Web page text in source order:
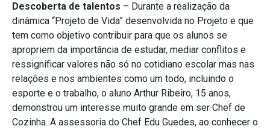
Descoberta de talentos – Durante a realização da
dinâmica “Projeto de Vida” desenvolvida no Projeto e que
tem como objetivo contribuir para que os alunos se
apropriem da importância de estudar, mediar conflitos e
ressignificar valores não só no cotidiano escolar mas nas
relações e nos ambientes como um todo, incluindo o
esporte e o trabalho, o aluno Arthur Ribeiro, 15 anos,
demonstrou um interesse muito grande em ser Chef de
Cozinha. A assessoria do Chef Edu Guedes, ao conhecer o